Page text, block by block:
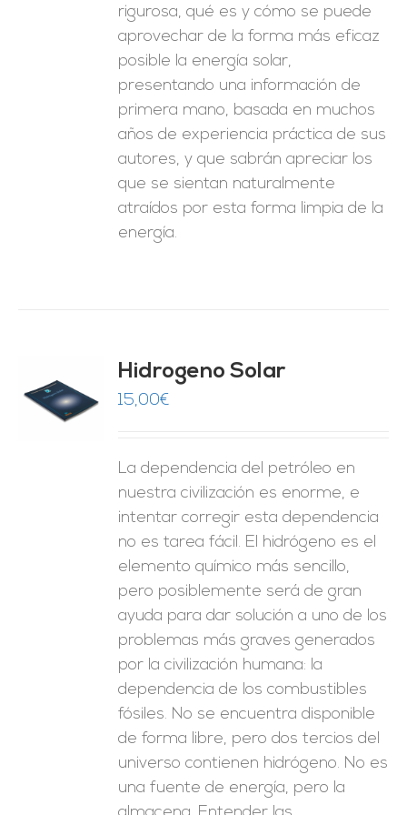
rigurosa, qué es y cómo se puede
aprovechar de la forma más eficaz
posible la energía solar,
presentando una información de
primera mano, basada en muchos
años de experiencia práctica de sus
autores, y que sabrán apreciar los
que se sientan naturalmente
atraídos por esta forma limpia de la
energía.
Hidrogeno Solar
15,00€
La dependencia del petróleo en
nuestra civilización es enorme, e
intentar corregir esta dependencia
no es tarea fácil. El hidrógeno es el
elemento químico más sencillo,
pero posiblemente será de gran
ayuda para dar solución a uno de los
problemas más graves generados
por la civilización humana: la
dependencia de los combustibles
fósiles. No se encuentra disponible
de forma libre, pero dos tercios del
universo contienen hidrógeno. No es
una fuente de energía, pero la